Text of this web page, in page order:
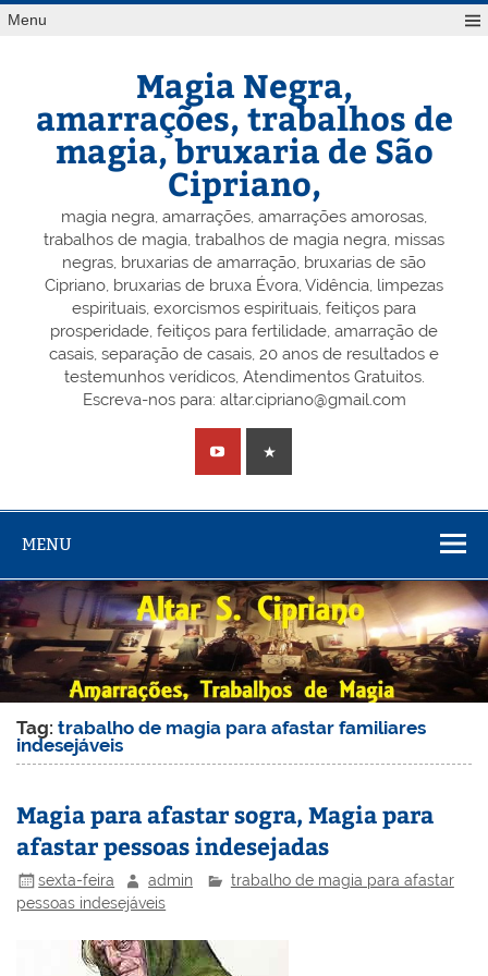
Skip
toMenu
Magia Negra,
amarrações, trabalhos de
magia, bruxaria de São
Cipriano,
magia negra, amarrações, amarrações amorosas,
trabalhos de magia, trabalhos de magia negra, missas
negras, bruxarias de amarração, bruxarias de são
Cipriano, bruxarias de bruxa Évora, Vidência, limpezas
espirituais, exorcismos espirituais, feitiços para
prosperidade, feitiços para fertilidade, amarração de
casais, separação de casais, 20 anos de resultados e
testemunhos verídicos, Atendimentos Gratuitos.
Escreva-nos para: altar.cipriano@gmail.com
MENU
Tag:trabalho de magia para afastar familiares
indesejáveis
Magia para afastar sogra, Magia para
afastar pessoas indesejadas
sexta-feira admin
trabalho de magia para afastar
pessoas indesejáveis